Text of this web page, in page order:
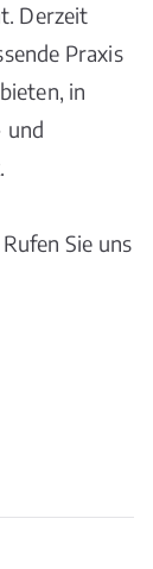
Derzeit
Praxis
in
und
Sie uns